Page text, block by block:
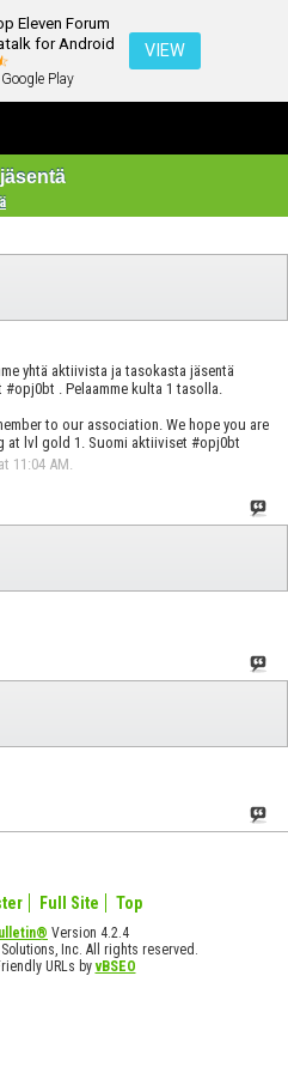
Eleven Forum
for Android
Play
VIEW
yhtä aktiivista ja tasokasta jäsentä
. Pelaamme kulta 1 tasolla.
to our association. We hope you are
at lvl gold 1. Suomi aktiiviset #opj0bt
11:04 AM
Full Site Top
Version 4.2.4
Inc. All rights reserved.
URLs byvBSEO